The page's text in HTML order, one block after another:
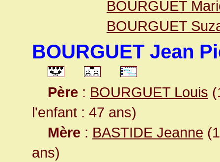
BOURGUET
BOURGUET
BOURGUET Jean
Père : BOURGUET Louis
l'enfant : 47 ans)
Mère : BASTIDE Jeanne
ans)